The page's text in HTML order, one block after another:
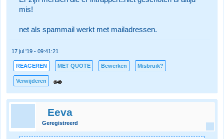
mis!
net als spammail werkt met mailadressen.
17 jul '19 - 09:41:21
REAGEREN MET QUOTE Bewerken Misbruik?
Verwijderen
Eeva
Geregistreerd